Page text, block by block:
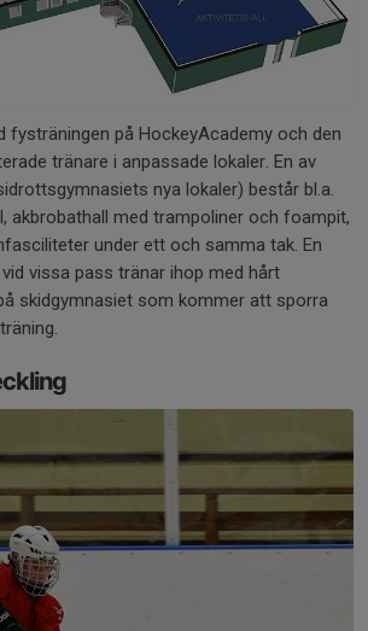
fysträningen på HockeyAcademy och den
tränare i anpassade lokaler. En av
nya lokaler) består bl.a.
akbrobathall med trampoliner och foampit,
under ett och samma tak. En
vissa pass tränar ihop med hårt
skidgymnasiet som kommer att sporra